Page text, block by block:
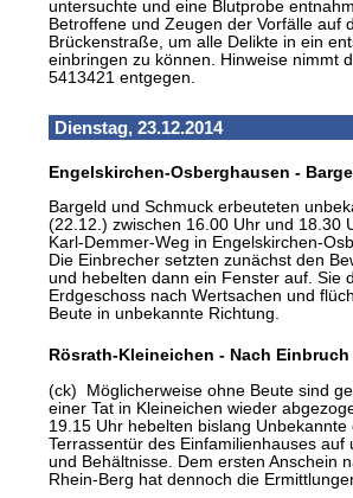
untersuchte und eine Blutprobe
Betroffene und Zeugen der Vorfälle auf
Brückenstraße, um alle Delikte in ein
einbringen zu können. Hinweise nimmt
5413421 entgegen.
Dienstag, 23.12.2014
Engelskirchen-Osberghausen -
Bargeld und Schmuck erbeuteten
(22.12.) zwischen 16.00 Uhr und 18.30
Karl-Demmer-Weg in Engelskirchen-
Die Einbrecher setzten zunächst den
und hebelten dann ein Fenster auf. Sie
Erdgeschoss nach Wertsachen und
Beute in unbekannte Richtung.
Rösrath-Kleineichen - Nach
(ck) Möglicherweise ohne Beute sind
einer Tat in Kleineichen wieder
19.15 Uhr hebelten bislang
Terrassentür des Einfamilienhauses
und Behältnisse. Dem ersten Anschein
Rhein-Berg hat dennoch die